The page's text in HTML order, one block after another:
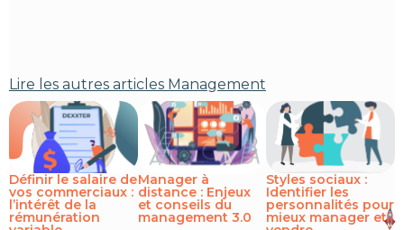
Lire les autres articles Management
Définir le salaire de
vos commerciaux :
l’intérêt de la
rémunération
Manager à
distance : Enjeux
et conseils du
management 3.0
Styles sociaux :
Identifier les
personnalités pour
mieux manager et